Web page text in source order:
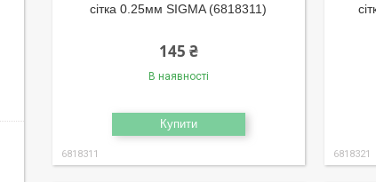
сітка 0.25мм SIGMA (6818311)
145 ₴
В наявності
Купити
6818311 6818321